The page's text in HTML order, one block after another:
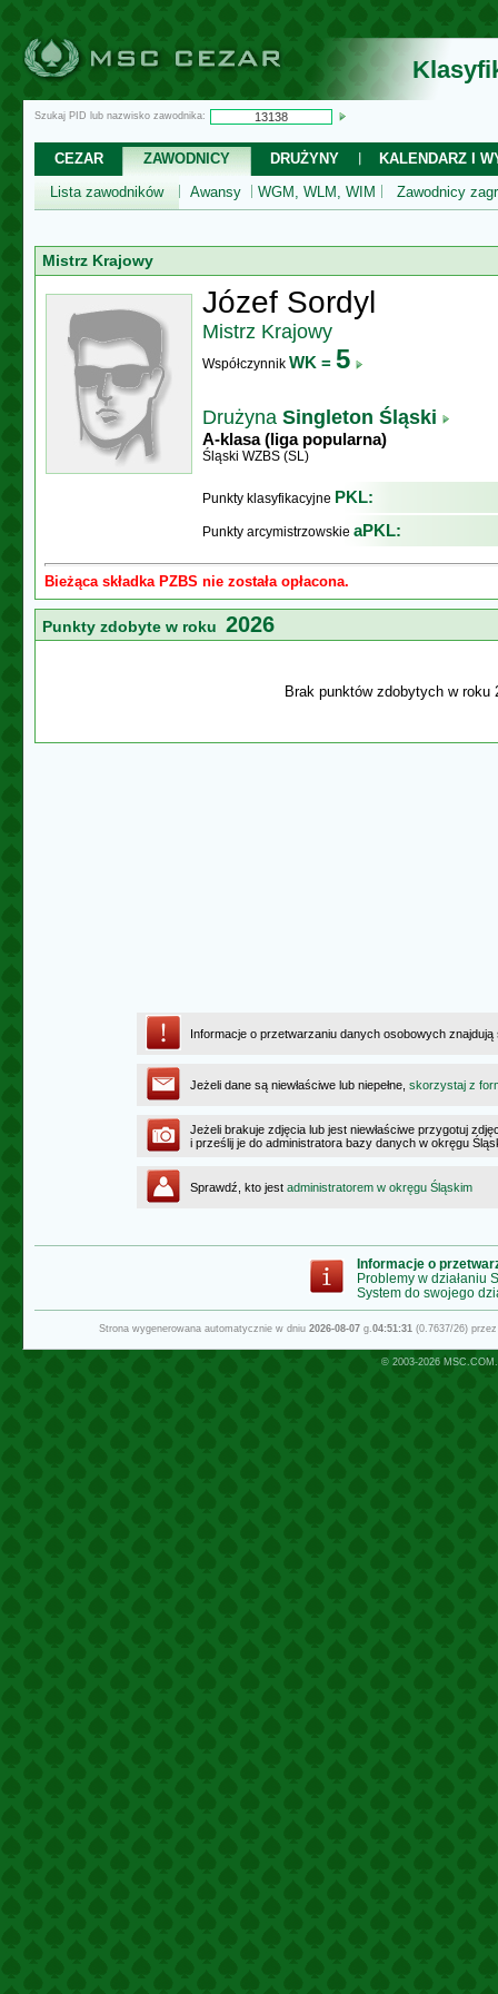
Szukaj PID lub nazwisko zawodnika:
CEZAR ZAWODNICY DRUŻYNY
KALENDARZ I
Lista zawodników
Awansy WGM, WLM, WIM Zawodnicy
Mistrz Krajowy
Józef Sordyl
Mistrz Krajowy
Współczynnik WK = 5
Drużyna Singleton Śląski
A-klasa (liga popularna)
Śląski WZBS (SL)
Punkty klasyfikacyjne PKL:
Punkty arcymistrzowskie aPKL:
Bieżąca składka PZBS nie została opłacona.
Punkty zdobyte w roku 2026
Brak punktów zdobytych w roku
Informacje o przetwarzaniu danych osobowych
Jeżeli dane są niewłaściwe lub niepełne, skorzystaj z
Jeżeli brakuje zdjęcia lub jest niewłaściwe przygotuj
i prześlij je do administratora bazy danych w okręgu
Sprawdź, kto jest administratorem w okręgu Śląskim
Informacje o
Problemy w działaniu
System do swojego
Strona wygenerowana automatycznie w dniu 2026-08-07g.04:51:31(0.7637/26)
© 2003-2026